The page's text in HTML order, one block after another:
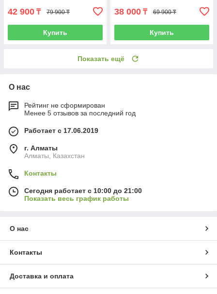
42 900 ₸ 79 900 ₸
Купить
38 000 ₸ 69 900 ₸
Купить
Показать ещё
О нас
Рейтинг не сформирован
Менее 5 отзывов за последний год
Работает с 17.06.2019
г. Алматы
Алматы, Казахстан
Контакты
Сегодня работает с 10:00 до 21:00
Показать весь график работы
О нас
Контакты
Доставка и оплата